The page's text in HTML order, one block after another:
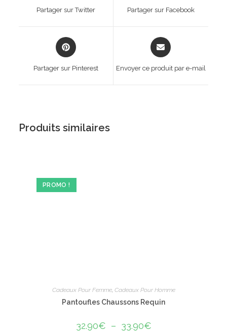
new
Partager sur Twitter
new
Partager sur Facebook
Opens
in
new
Partager sur Pinterest
Opens
in
new
Envoyer ce produit par e-mail
Produits similaires
PROMO !
Cadeaux Pour Femme, Cadeaux Pour Homme
Pantoufles Chaussons Requin
32.90€ – 33.90€Plage